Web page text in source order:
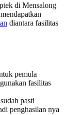
di Mensalong
diantara fasilitas
pemula
fasilitas
pasti
penghasilan nya